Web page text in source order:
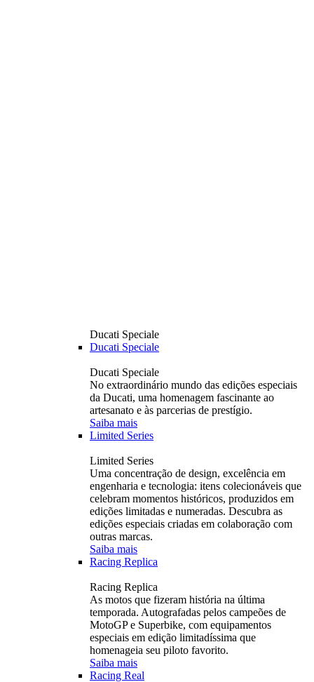
Ducati Speciale
Ducati Speciale
Ducati Speciale
No extraordinário mundo das edições especiais
da Ducati, uma homenagem fascinante ao
artesanato e às parcerias de prestígio.
Saiba mais
Limited Series
Limited Series
Uma concentração de design, excelência em
engenharia e tecnologia: itens colecionáveis ​​que
celebram momentos históricos, produzidos em
edições limitadas e numeradas. Descubra as
edições especiais criadas em colaboração com
outras marcas.
Saiba mais
Racing Replica
Racing Replica
As motos que fizeram história na última
temporada. Autografadas pelos campeões de
MotoGP e Superbike, com equipamentos
especiais em edição limitadíssima que
homenageia seu piloto favorito.
Saiba mais
Racing Real